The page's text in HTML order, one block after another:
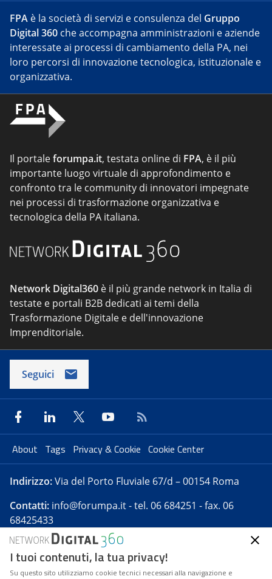
FPA è la società di servizi e consulenza del Gruppo
Digital 360 che accompagna amministrazioni e aziende
interessate ai processi di cambiamento della PA, nei
loro percorsi di innovazione tecnologica, istituzionale e
organizzativa.
Il portaleforumpa.it, testata online di FPA, è il più
importante luogo virtuale di approfondimento e
confronto tra le community di innovatori impegnate
nei processi di trasformazione organizzativa e
tecnologica della PA italiana.
Network Digital360 è il più grande network in Italia di
testate e portali B2B dedicati ai temi della
Trasformazione Digitale e dell'innovazione
Imprenditoriale.
Seguici
About Tags Privacy & Cookie Cookie Center
Indirizzo:Via del Porto Fluviale 67/d – 00154 Roma
Contatti: info@forumpa.it- tel. 06 684251 - fax. 06
68425433
Forumpa.itè una pubblicazione telematica iscritta
presso Registro della stampa del Tribunale di Roma -
I tuoi contenuti, la tua privacy!
Su questo sito utilizziamo cookie tecnici necessari alla navigazione e